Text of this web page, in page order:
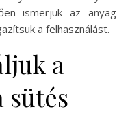
ismerjük az anyag
a felhasználást.
a
sütés